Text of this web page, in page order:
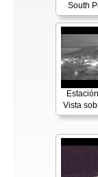
South
Vista